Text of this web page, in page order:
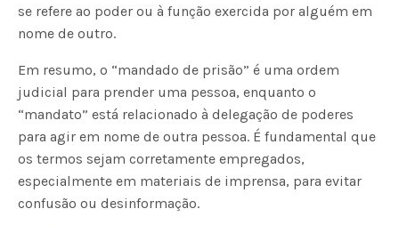
se refere ao poder ou à função exercida por alguém em
nome de outro.
Em resumo, o “mandado de prisão” é uma ordem
judicial para prender uma pessoa, enquanto o
“mandato” está relacionado à delegação de poderes
para agir em nome de outra pessoa. É fundamental que
os termos sejam corretamente empregados,
especialmente em materiais de imprensa, para evitar
confusão ou desinformação.